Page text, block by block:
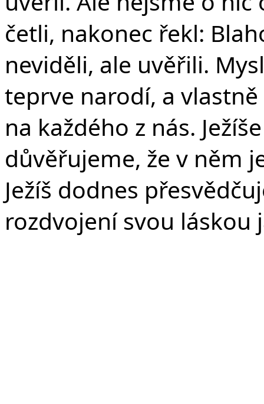
četli, nakonec řekl:
neviděli, ale uvěřili.
teprve narodí, a
na každého z nás.
důvěřujeme, že v něm
Ježíš dodnes
rozdvojení svou láskou